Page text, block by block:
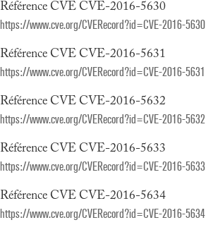
Référence CVE CVE-2016-5630
https://www.cve.org/CVERecord?id=CVE-2016-5630
Référence CVE CVE-2016-5631
https://www.cve.org/CVERecord?id=CVE-2016-5631
Référence CVE CVE-2016-5632
https://www.cve.org/CVERecord?id=CVE-2016-5632
Référence CVE CVE-2016-5633
https://www.cve.org/CVERecord?id=CVE-2016-5633
Référence CVE CVE-2016-5634
https://www.cve.org/CVERecord?id=CVE-2016-5634